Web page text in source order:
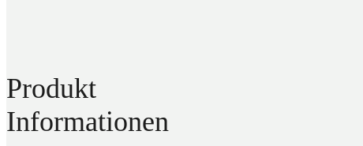
Produkt
Informationen